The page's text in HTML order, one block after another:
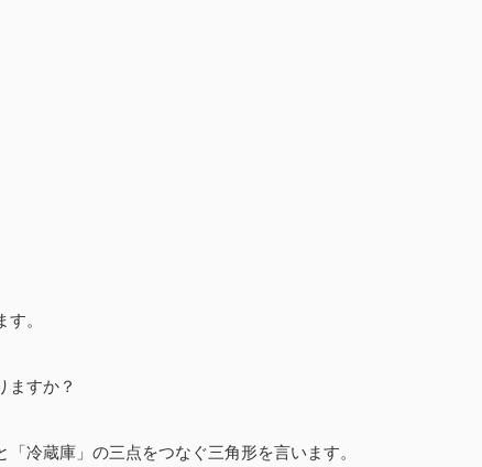
。
ますか？
冷蔵庫」の三点をつなぐ三角形を言います。